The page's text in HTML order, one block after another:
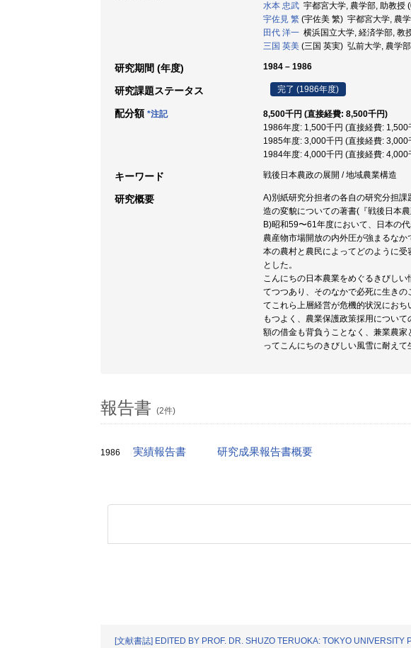
水本 忠武 宇都宮大学, 農学部, 助教授
宇佐見 繁 (宇佐美 繁) 宇都宮大学, 農
田代 洋一 横浜国立大学, 経済学部, 教
三国 英美 (三国 英実) 弘前大学, 農学
研究期間 (年度) 1984 – 1986
研究課題ステータス 完了 (1986年度)
配分額 *注記
8,500千円 (直接経費: 8,500千円)
1986年度: 1,500千円 (直接経費: 1,500
1985年度: 3,000千円 (直接経費: 3,000
1984年度: 4,000千円 (直接経費: 4,000
キーワード 戦後日本農政の展開 / 地域農業構造
研究概要
A)別紙研究分担者の各自の研究分担
造の変貌についての著書(『戦後日本
B)昭和59〜61年度において、日本の
農産物市場開放の内外圧が強まるな
本の農村と農民によってどのように
とした。
こんにちの日本農業をめぐるきびし
てつつあり、そのなかで必死に生き
てこれら上層経営が危機的状況にお
もつよく、農業保護政策採用につい
額の借金も背負うことなく、兼業農
ってこんにちのきびしい風雪に耐え
報告書 (2件)
1986 実績報告書 研究成果報告書概要
[文献書誌] EDITED BY PROF. DR. SHUZO TERUOKA: TOKYO